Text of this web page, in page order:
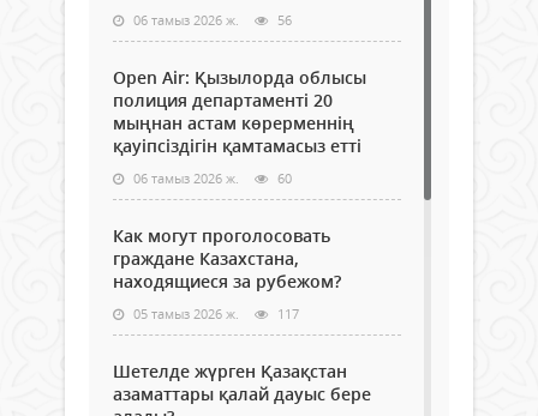
06 тамыз 2026 ж. 56
Open Air: Қызылорда облысы
полиция департаменті 20
мыңнан астам көрерменнің
қауіпсіздігін қамтамасыз етті
06 тамыз 2026 ж. 60
Как могут проголосовать
граждане Казахстана,
находящиеся за рубежом?
05 тамыз 2026 ж. 117
Шетелде жүрген Қазақстан
азаматтары қалай дауыс бере